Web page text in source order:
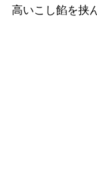
高いこし餡を挟